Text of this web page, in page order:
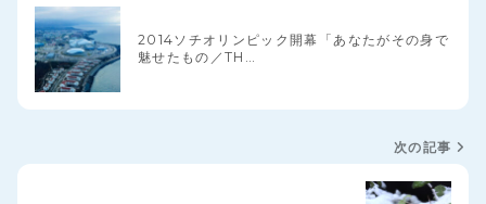
2014ソチオリンピック開幕「あなたがその身で
魅せたもの／TH…
次の記事